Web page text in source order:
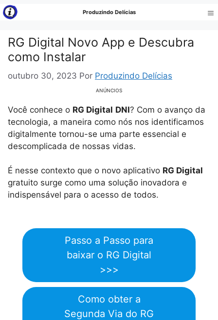
Pular
para
conteúdo
Produzindo Delícias
RG Digital Novo App e Descubra
como Instalar
outubro 30, 2023 Por Produzindo Delícias
ANÚNCIOS
Você conhece o RG Digital DNI? Com o avanço da
tecnologia, a maneira como nós nos identificamos
digitalmente tornou-se uma parte essencial e
descomplicada de nossas vidas.
É nesse contexto que o novo aplicativo RG Digital
gratuito surge como uma solução inovadora e
indispensável para o acesso de todos.
Passo a Passo para
baixar o RG Digital
>>>
Como obter a
Segunda Via do RG